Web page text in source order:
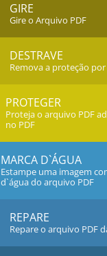
GIRE
Gire o Arquivo PDF
DESTRAVE
Remova a proteção
PROTEGER
Proteja o arquivo PDF
no PDF
MARCA D`ÁGUA
Estampe uma imagem
d`água do arquivo PDF
REPARE
Repare o arquivo PDF